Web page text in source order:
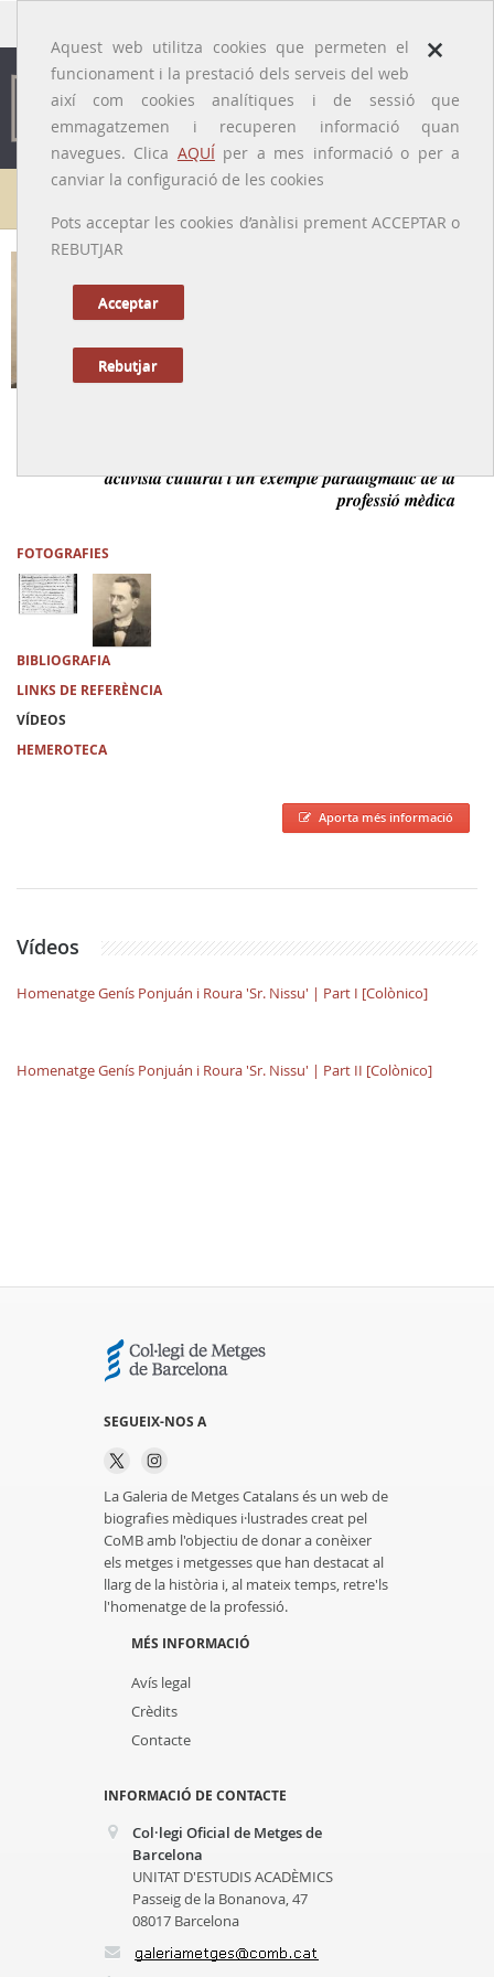
×
Aquest web utilitza cookies que permeten el
funcionament i la prestació dels serveis del web
així com cookies analítiques i de sessió que
emmagatzemen i recuperen informació quan
navegues. Clica AQUÍper a mes informació o per a
canviar la configuració de les cookies
Pots acceptar les cookies d’anàlisi prement ACCEPTAR o
REBUTJAR
Acceptar
Rebutjar
Galeria de metges
activista cultural i un exemple paradigmàtic de la
professió mèdica
FOTOGRAFIES
BIBLIOGRAFIA
LINKS DE REFERÈNCIA
VÍDEOS
HEMEROTECA
Aporta més informació
Vídeos
Homenatge Genís Ponjuán i Roura 'Sr. Nissu' | Part I [Colònico]
Homenatge Genís Ponjuán i Roura 'Sr. Nissu' | Part II [Colònico]
SEGUEIX-NOS A
La Galeria de Metges Catalans és un web de
biografies mèdiques i·lustrades creat pel
CoMB amb l'objectiu de donar a conèixer
els metges i metgesses que han destacat al
llarg de la història i, al mateix temps, retre'ls
l'homenatge de la professió.
MÉS INFORMACIÓ
Avís legal
Crèdits
Contacte
INFORMACIÓ DE CONTACTE
Col·legi Oficial de Metges de
Barcelona
UNITAT D'ESTUDIS ACADÈMICS
Passeig de la Bonanova, 47
08017 Barcelona